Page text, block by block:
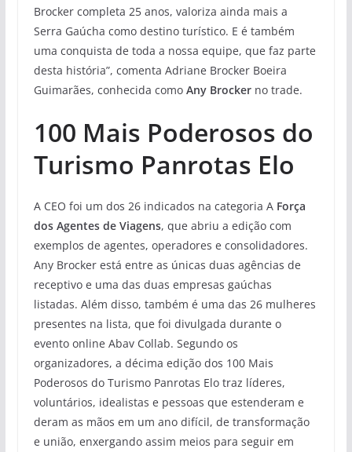
Brocker completa 25 anos, valoriza ainda mais a
Serra Gaúcha como destino turístico. E é também
uma conquista de toda a nossa equipe, que faz parte
desta história”, comenta Adriane Brocker Boeira
Guimarães, conhecida comoAny Brocker no trade.
100 Mais Poderosos do
Turismo Panrotas Elo
A CEO foi um dos 26 indicados na categoria A Força
dos Agentes de Viagens, que abriu a edição com
exemplos de agentes, operadores e consolidadores.
Any Brocker está entre as únicas duas agências de
receptivo e uma das duas empresas gaúchas
listadas. Além disso, também é uma das 26 mulheres
presentes na lista, que foi divulgada durante o
evento online Abav Collab. Segundo os
organizadores, a décima edição dos 100 Mais
Poderosos do Turismo Panrotas Elo traz líderes,
voluntários, idealistas e pessoas que estenderam e
deram as mãos em um ano difícil, de transformação
e união, enxergando assim meios para seguir em